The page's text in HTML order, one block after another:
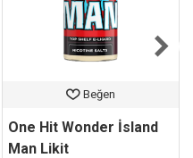
sayesinde pamuğunuzda
devi orijinal likiti, en
tercih edebilir, sub-
kesintisiz jelibon
Beğen
One Hit Wonder İsland
Man Likit